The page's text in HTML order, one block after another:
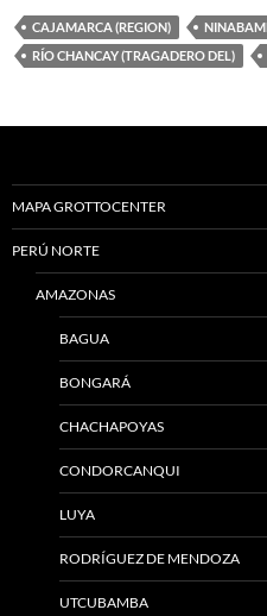
CAJAMARCA (REGION)
RÍO CHANCAY (TRAGADERO DEL)
MAPA GROTTOCENTER
PERÚ NORTE
AMAZONAS
BAGUA
BONGARÁ
CHACHAPOYAS
CONDORCANQUI
LUYA
RODRÍGUEZ DE MENDOZA
UTCUBAMBA